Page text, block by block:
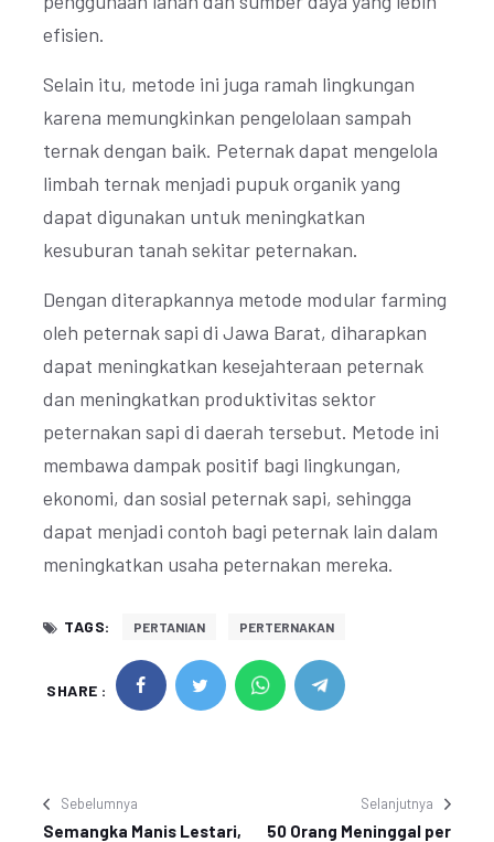
efisien.
Selain itu, metode ini juga ramah lingkungan
karena memungkinkan pengelolaan sampah
ternak dengan baik. Peternak dapat mengelola
limbah ternak menjadi pupuk organik yang
dapat digunakan untuk meningkatkan
kesuburan tanah sekitar peternakan.
Dengan diterapkannya metode modular farming
oleh peternak sapi di Jawa Barat, diharapkan
dapat meningkatkan kesejahteraan peternak
dan meningkatkan produktivitas sektor
peternakan sapi di daerah tersebut. Metode ini
membawa dampak positif bagi lingkungan,
ekonomi, dan sosial peternak sapi, sehingga
dapat menjadi contoh bagi peternak lain dalam
meningkatkan usaha peternakan mereka.
TAGS: PERTANIAN PERTERNAKAN
SHARE :
Sebelumnya
Semangka Manis Lestari,
Selanjutnya
50 Orang Meninggal per